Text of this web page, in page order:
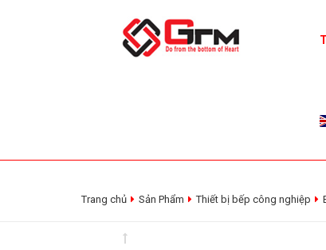
Trang chủ Sản Phẩm Thiết bị bếp công nghiệp